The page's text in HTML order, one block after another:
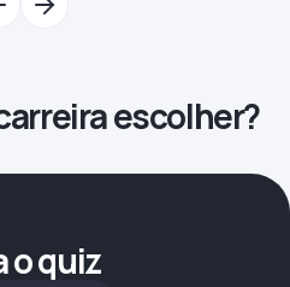
escolher?
o quiz